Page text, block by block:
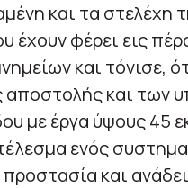
και τα στελέχη
έχουν φέρει εις
και τόνισε,
αποστολής και των
με έργα ύψους 45
ενός
και